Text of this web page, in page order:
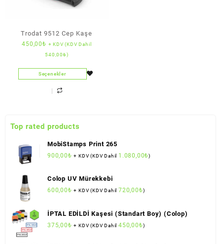
Trodat 9512 Cep Kaşe
450,00₺ + KDV (KDV Dahil
540,00₺)
Seçenekler
Top rated products
MobiStamps Print 265
900,00₺ + KDV (KDV Dahil 1.080,00₺)
Colop UV Mürekkebi
600,00₺ + KDV (KDV Dahil 720,00₺)
İPTAL EDİLDİ Kaşesi (Standart Boy) (Colop)
375,00₺ + KDV (KDV Dahil450,00₺)